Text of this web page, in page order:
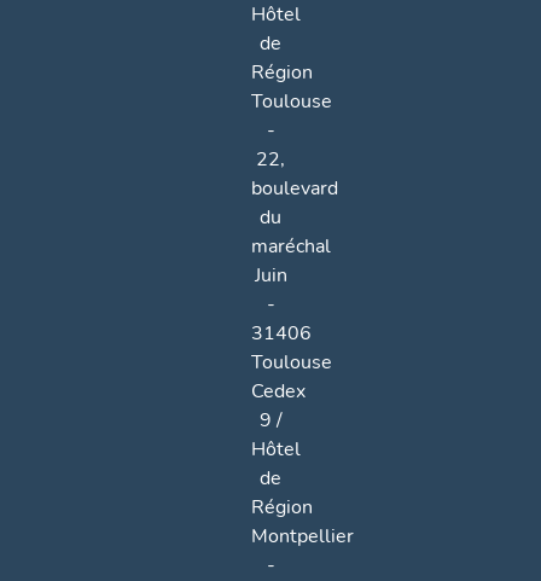
Hôtel
de
Région
Toulouse
-
22,
boulevard
du
maréchal
Juin
-
31406
Toulouse
Cedex
9 /
Hôtel
de
Région
Montpellier
-